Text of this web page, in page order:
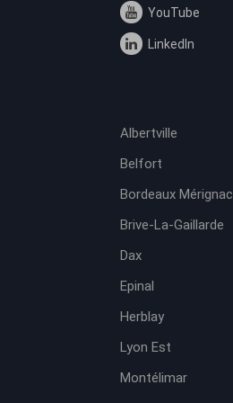
YouTube
LinkedIn
Albertville
Belfort
Bordeaux Mérignac
Brive-La-Gaillarde
Dax
Epinal
Herblay
Lyon Est
Montélimar